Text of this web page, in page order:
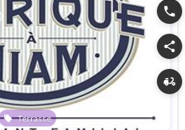
local_offer Terrasse
phone
share
delivery_dining